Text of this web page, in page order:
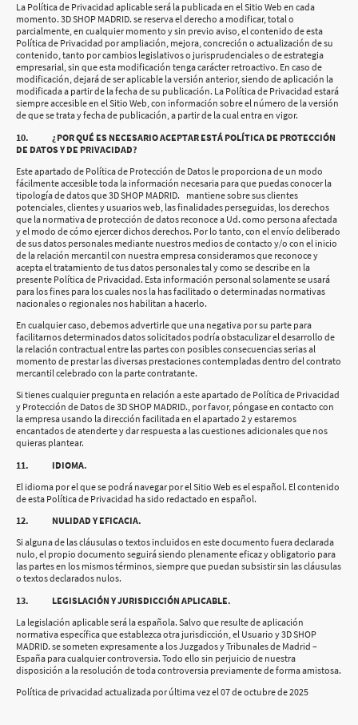
La Política de Privacidad aplicable será la publicada en el Sitio Web en cada
momento. 3D SHOP MADRID. se reserva el derecho a modificar, total o
parcialmente, en cualquier momento y sin previo aviso, el contenido de esta
Política de Privacidad por ampliación, mejora, concreción o actualización de su
contenido, tanto por cambios legislativos o jurisprudenciales o de estrategia
empresarial, sin que esta modificación tenga carácter retroactivo. En caso de
modificación, dejará de ser aplicable la versión anterior, siendo de aplicación la
modificada a partir de la fecha de su publicación. La Política de Privacidad estará
siempre accesible en el Sitio Web, con información sobre el número de la versión
de que se trata y fecha de publicación, a partir de la cual entra en vigor.
10. ¿POR QUÉ ES NECESARIO ACEPTAR ESTÁ POLÍTICA DE PROTECCIÓN
DE DATOS Y DE PRIVACIDAD?
Este apartado de Política de Protección de Datos le proporciona de un modo
fácilmente accesible toda la información necesaria para que puedas conocer la
tipología de datos que 3D SHOP MADRID. mantiene sobre sus clientes
potenciales, clientes y usuarios web, las finalidades perseguidas, los derechos
que la normativa de protección de datos reconoce a Ud. como persona afectada
y el modo de cómo ejercer dichos derechos. Por lo tanto, con el envío deliberado
de sus datos personales mediante nuestros medios de contacto y/o con el inicio
de la relación mercantil con nuestra empresa consideramos que reconoce y
acepta el tratamiento de tus datos personales tal y como se describe en la
presente Política de Privacidad. Esta información personal solamente se usará
para los fines para los cuales nos la has facilitado o determinadas normativas
nacionales o regionales nos habilitan a hacerlo.
En cualquier caso, debemos advertirle que una negativa por su parte para
facilitarnos determinados datos solicitados podría obstaculizar el desarrollo de
la relación contractual entre las partes con posibles consecuencias serias al
momento de prestar las diversas prestaciones contempladas dentro del contrato
mercantil celebrado con la parte contratante.
Si tienes cualquier pregunta en relación a este apartado de Política de Privacidad
y Protección de Datos de 3D SHOP MADRID., por favor, póngase en contacto con
la empresa usando la dirección facilitada en el apartado 2 y estaremos
encantados de atenderte y dar respuesta a las cuestiones adicionales que nos
quieras plantear.
11. IDIOMA.
El idioma por el que se podrá navegar por el Sitio Web es el español. El contenido
de esta Política de Privacidad ha sido redactado en español.
12. NULIDAD Y EFICACIA.
Si alguna de las cláusulas o textos incluidos en este documento fuera declarada
nulo, el propio documento seguirá siendo plenamente eficaz y obligatorio para
las partes en los mismos términos, siempre que puedan subsistir sin las cláusulas
o textos declarados nulos.
13. LEGISLACIÓN Y JURISDICCIÓN APLICABLE.
La legislación aplicable será la española. Salvo que resulte de aplicación
normativa específica que establezca otra jurisdicción, el Usuario y 3D SHOP
MADRID. se someten expresamente a los Juzgados y Tribunales de Madrid –
España para cualquier controversia. Todo ello sin perjuicio de nuestra
disposición a la resolución de toda controversia previamente de forma amistosa.
Política de privacidad actualizada por última vez el 07 de octubre de 2025